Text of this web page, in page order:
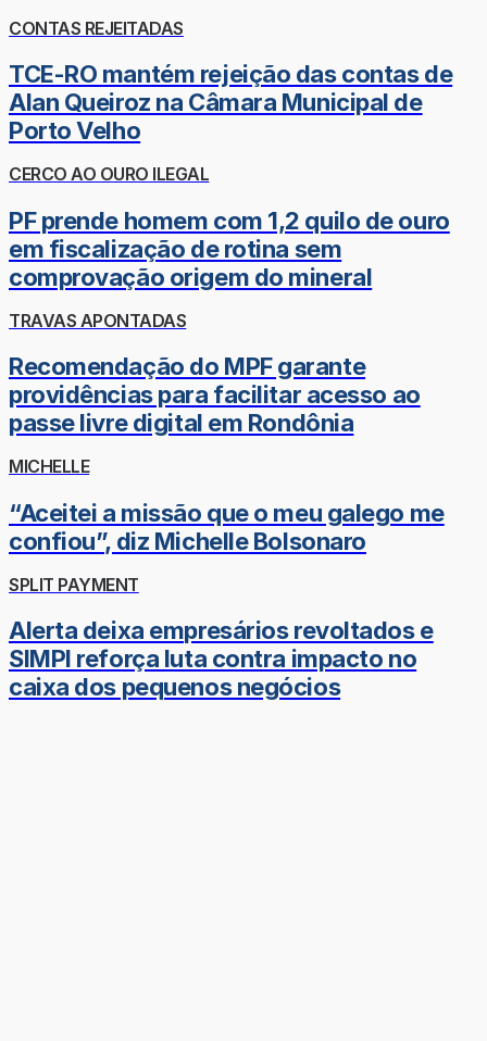
CONTAS REJEITADAS
TCE-RO mantém rejeição das contas de
Alan Queiroz na Câmara Municipal de
Porto Velho
CERCO AO OURO ILEGAL
PF prende homem com 1,2 quilo de ouro
em fiscalização de rotina sem
comprovação origem do mineral
TRAVAS APONTADAS
Recomendação do MPF garante
providências para facilitar acesso ao
passe livre digital em Rondônia
MICHELLE
“Aceitei a missão que o meu galego me
confiou”, diz Michelle Bolsonaro
SPLIT PAYMENT
Alerta deixa empresários revoltados e
SIMPI reforça luta contra impacto no
caixa dos pequenos negócios